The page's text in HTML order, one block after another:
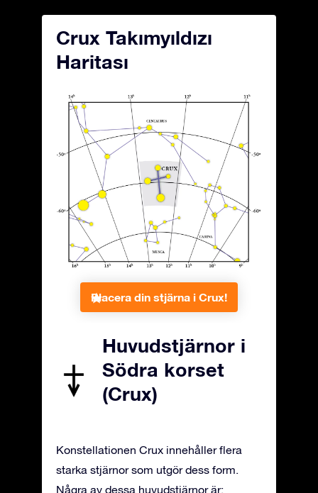
Crux Takımyıldızı
Haritası
Placera din stjärna i Crux!
Huvudstjärnor i
Södra korset
(Crux)
Konstellationen Crux innehåller flera
starka stjärnor som utgör dess form.
Några av dessa huvudstjärnor är: